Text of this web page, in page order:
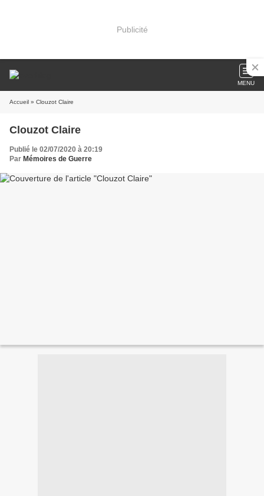
Publicité
MENU
Accueil » Clouzot Claire
Clouzot Claire
Publié le 02/07/2020 à 20:19
Par Mémoires de Guerre